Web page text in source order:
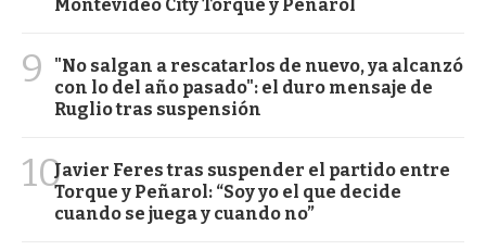
Montevideo City Torque y Peñarol
9
"No salgan a rescatarlos de nuevo, ya alcanzó
con lo del año pasado": el duro mensaje de
Ruglio tras suspensión
10Javier Feres tras suspender el partido entre
Torque y Peñarol: “Soy yo el que decide
cuando se juega y cuando no”